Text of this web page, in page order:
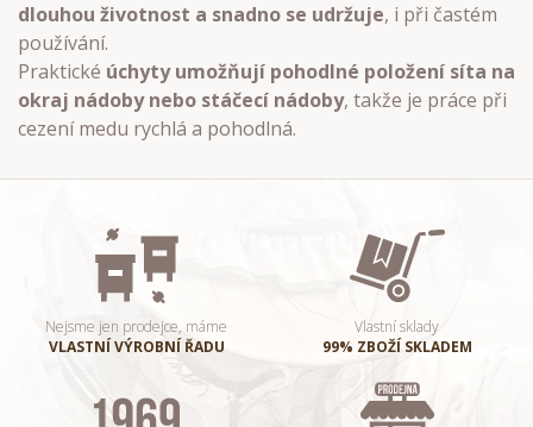
dlouhou životnost a snadno se udržuje, i při častém
používání.
Praktické úchyty umožňují pohodlné položení síta na
okraj nádoby nebo stáčecí nádoby, takže je práce při
cezení medu rychlá a pohodlná.
Nejsme jen prodejce, máme
VLASTNÍ VÝROBNÍ ŘADU
Vlastní sklady
99% ZBOŽÍ SKLADEM